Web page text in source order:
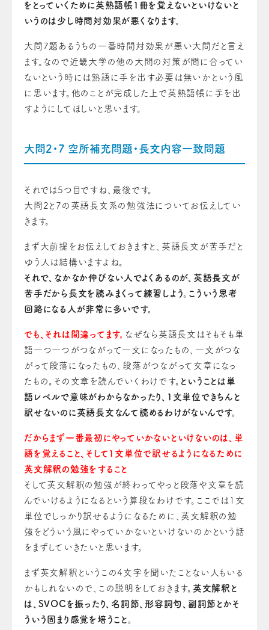
をとっていくために英熟語帳1冊を覚えないといけないと
いう のは少し時間対効果が悪くなります。
大問7題あるうちの一番時間対効果が悪い大問だと言え
ます。なので近畿大学の他の大問 の 対策が間に合ってい
ないという時には熟語に手を出す必要は無いかという風
に 思い ます。 他のことが完成した上で英熟語帳に手を出
すようにしてほしいと思い ます。
大問2・7 空所補充問題・長文内容一致問題
それでは5つ目ですね、最後です。
大問2と7の英語長文系の勉強法についてお伝えしてい
きます。
まず大前提をお伝えしておきますと、英語長文が苦手だと
ゆう人は結構いますよね。
それで、なかなか伸びない人でよくある のが、英語長文が
苦手だから長文を読みまくって練習しよう。こういう思考
回路になる人が非常に多いです。
でも、それは間違ってます。 なぜなら英語長文はそもそも単
語一つ一つがつながって一文になったもの、一文がつな
がって段落になったもの、段落 がつながって 文章 に なっ
たもの。その文章を読んでいくわけです。 ということは単
語レベルで意味がわからなかったり、1文単位できちんと
訳せないのに英語長文なんて読めるわけがないんです。
だからまず一番最初にやっていかないといけないのは、単
語を覚えること、そして1文単位で訳せるようになるため に
英文解釈の勉強をすること
そして 英文解釈の勉強が終わってやっと段落や文章 を 読
んでいけるよう に なるという算段なわけ です。 ここでは1文
単位でしっかり訳せるようになるために、英文解釈の勉
強をどういう風に やっていかないといけない の かという話
をまずしていきたいと思います。
まず英文解釈というこの4文字を聞いたことない人もいる
かもしれないので、この説明をしておきます。 英文解釈と
は、SVOCを振ったり、名詞節、形容詞句
副詞節とかそ
ういう固まり感覚を培うこと。